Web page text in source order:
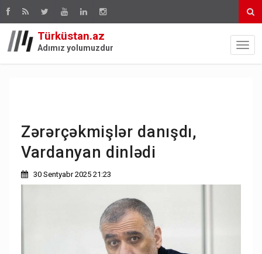
Türküstan.az
Adımız yolumuzdur
Zərərçəkmişlər danışdı,
Vardanyan dinlədi
30 Sentyabr 2025 21:23